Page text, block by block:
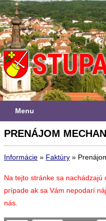
Menu
PRENÁJOM
Informácie » Faktúry »
Na tejto stránke sa nachádzajú
prípade ak sa Vám nepodarí
nás.